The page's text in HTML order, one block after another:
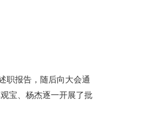
职报告，随后向大会通
宝、杨杰逐一开展了批